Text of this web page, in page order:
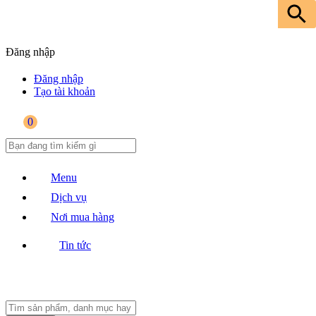
Đăng nhập
Đăng nhập
Tạo tài khoản
0
Menu
Dịch vụ
Nơi mua hàng
Tin tức